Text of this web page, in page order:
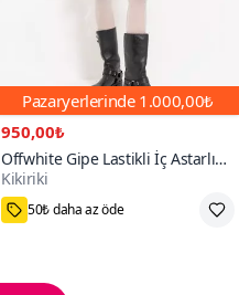
Pazaryerlerinde 1.000,00₺
950,00₺
Offwhite Gipe Lastikli İç Astarlı
Mini Etek
Kikiriki
S